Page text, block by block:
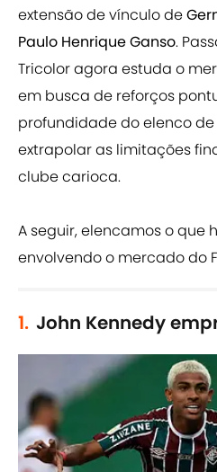
extensão de vínculo de
Paulo Henrique Ganso.
Tricolor agora estuda o
em busca de reforços
profundidade do elenco de
extrapolar as limitações
clube carioca.
A seguir, elencamos o que
envolvendo o mercado do
1. John Kennedy